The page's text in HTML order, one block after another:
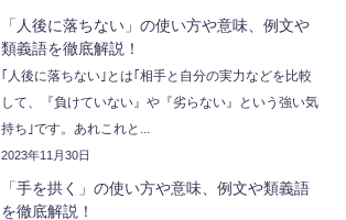
「人後に落ちない」の使い方や意味、例文や
類義語を徹底解説！
｢人後に落ちない｣とは｢相手と自分の実力などを比較
して、『負けていない』や『劣らない』という強い気
持ち｣です。あれこれと...
2023年11月30日
「手を拱く」の使い方や意味、例文や類義語
を徹底解説！